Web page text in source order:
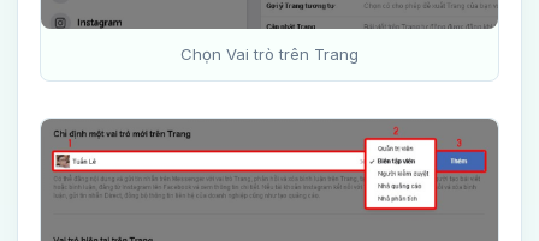
Chọn Vai trò trên Trang